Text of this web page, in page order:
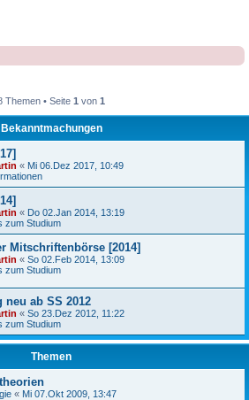
Themen • Seite 1 von 1
Bekanntmachungen
« Mi 06.Dez 2017, 10:49
« Do 02.Jan 2014, 13:19
zum Studium
Mitschriftenbörse [2014]
« So 02.Feb 2014, 13:09
zum Studium
ab SS 2012
« So 23.Dez 2012, 11:22
zum Studium
Themen
« Mi 07.Okt 2009, 13:47